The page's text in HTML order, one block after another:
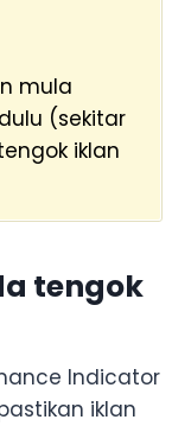
mula
(sekitar
iklan
tengok
Indicator
iklan